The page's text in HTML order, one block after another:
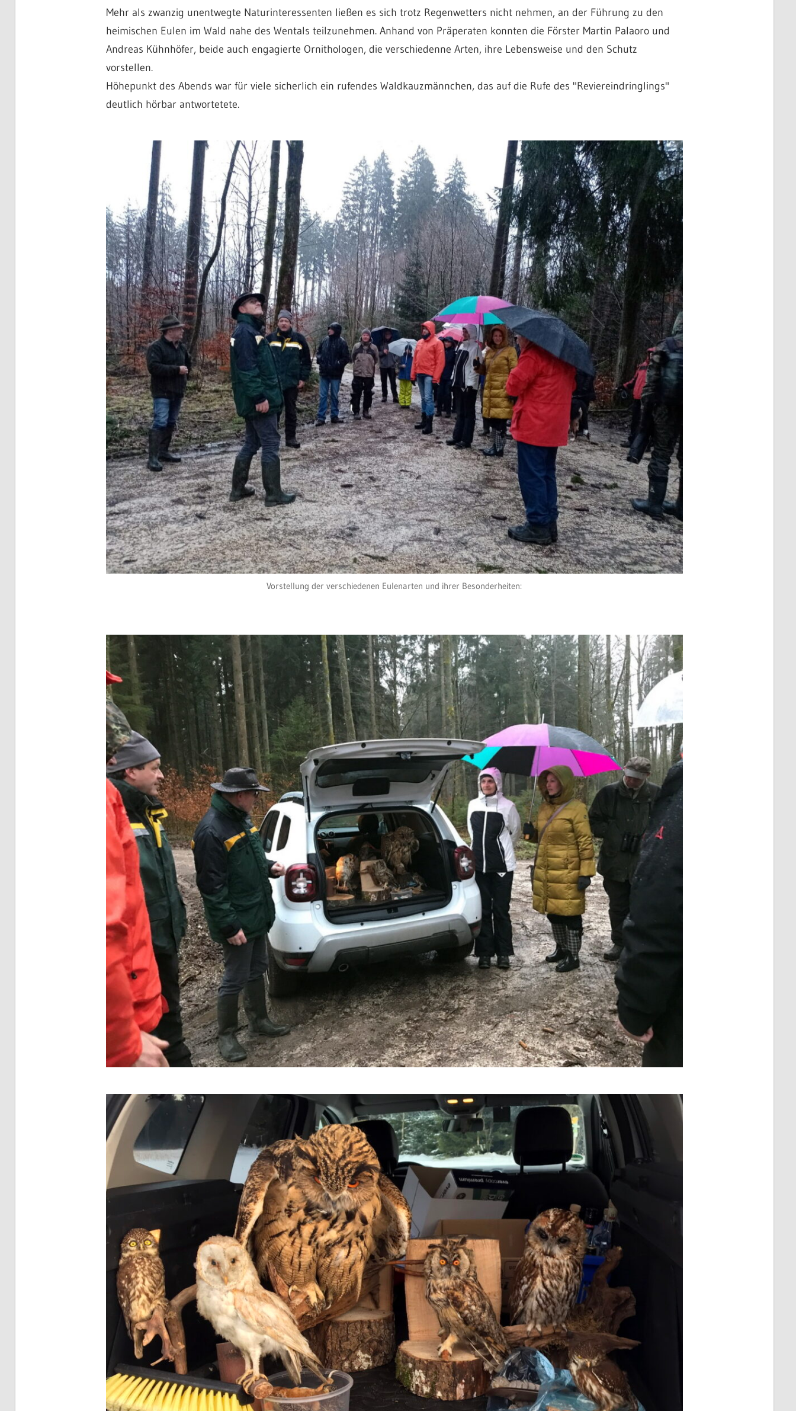
Mehr als zwanzig unentwegte Naturinteressenten ließen es sich trotz Regenwetters nicht nehmen, an der Führung zu den
heimischen Eulen im Wald nahe des Wentals teilzunehmen. Anhand von Präperaten konnten die Förster Martin Palaoro und
Andreas Kühnhöfer, beide auch engagierte Ornithologen, die verschiedenne Arten, ihre Lebensweise und den Schutz
vorstellen.
Höhepunkt des Abends war für viele sicherlich ein rufendes Waldkauzmännchen, das auf die Rufe des "Reviereindringlings"
deutlich hörbar antwortetete.
Vorstellung der verschiedenen Eulenarten und ihrer Besonderheiten: